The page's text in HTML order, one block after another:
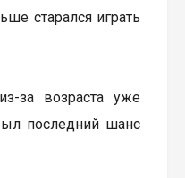
старался играть
за возраста уже
последний шанс